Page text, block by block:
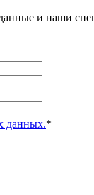
и наши
данных.*